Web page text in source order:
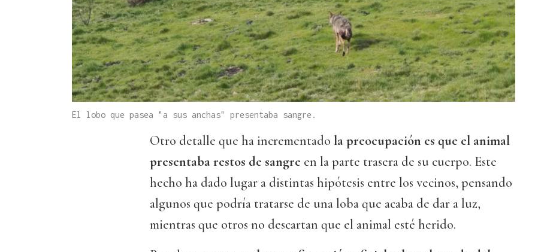
El lobo que pasea "a sus anchas" presentaba sangre.
Otro detalle que ha incrementado la preocupación es que el animal
presentaba restos de sangre en la parte trasera de su cuerpo. Este
hecho ha dado lugar a distintas hipótesis entre los vecinos, pensando
algunos que podría tratarse de una loba que acaba de dar a luz,
mientras que otros no descartan que el animal esté herido.